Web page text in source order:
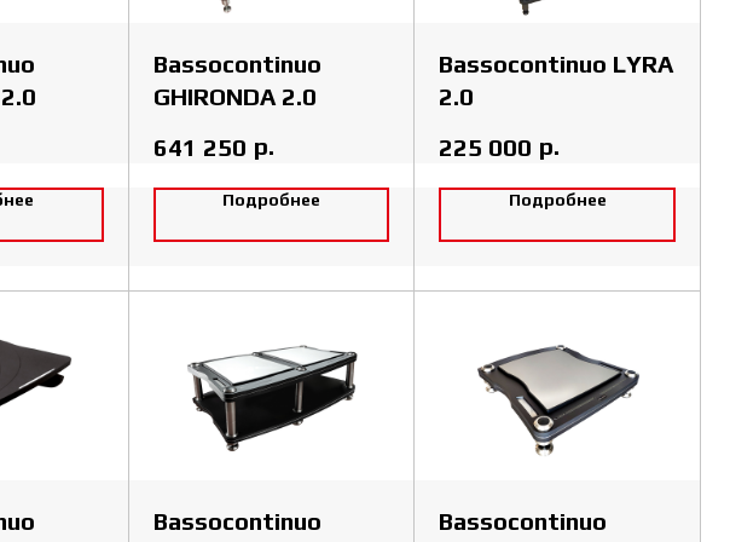
Bassocontinuo
GHIRONDA 2.0
641 250 р.
Подробнее
Bassocontinuo LYRA
2.0
225 000 р.
Подробнее
Bassocontinuo
Bassocontinuo